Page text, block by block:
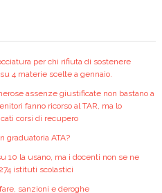
per chi rifiuta di sostenere
4 materie scelte a gennaio.
assenze giustificate non bastano a
fanno ricorso al TAR, ma lo
corsi di recupero
graduatoria ATA?
10 la usano, ma i docenti non se ne
istituti scolastici
sanzioni e deroghe